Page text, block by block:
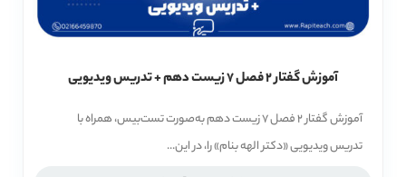
آموزش گفتار 2 فصل 7 زیست دهم + تدریس ویدیویی
آموزش گفتار 2 فصل 7 زیست دهم به‌صورت تست‌بیس، همراه با
تدریس ویدیویی «دکتر الهه بنام» را، در این...